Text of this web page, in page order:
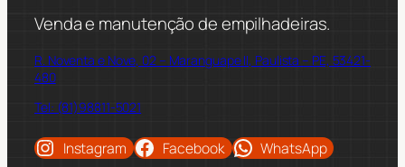
Venda e manutenção de empilhadeiras.
R. Noventa e Nove, 02 – Maranguape II, Paulista – PE, 53421-
480
Tel: (81)98811-5021
Instagram Facebook WhatsApp